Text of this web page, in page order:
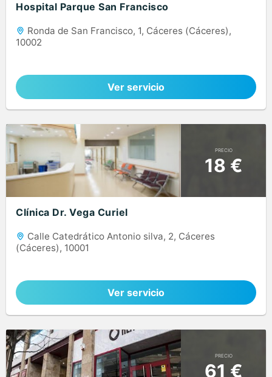
Hospital Parque San Francisco
Ronda de San Francisco, 1, Cáceres (Cáceres),
10002
Ver servicio
PRECIO
18 €
Clínica Dr. Vega Curiel
Calle Catedrático Antonio silva, 2, Cáceres
(Cáceres), 10001
Ver servicio
PRECIO
61 €